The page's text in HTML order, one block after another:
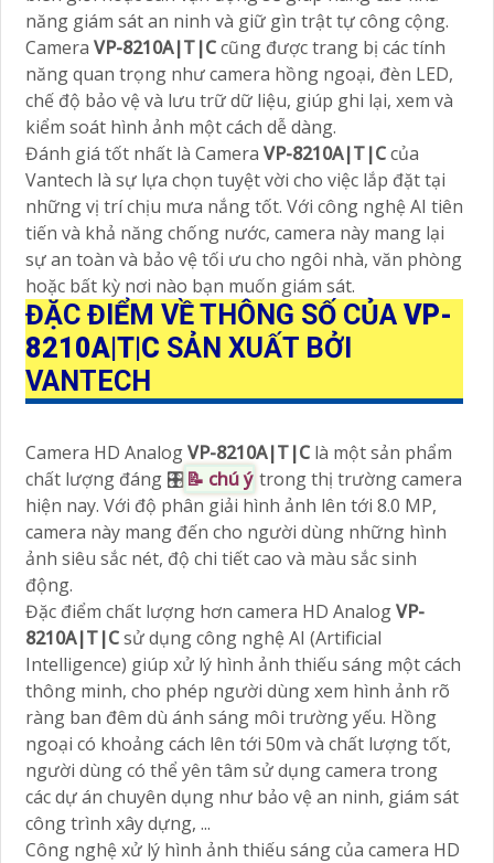
năng giám sát an ninh và giữ gìn trật tự công cộng.
Camera VP-8210A|T|Ccũng được trang bị các tính
năng quan trọng như camera hồng ngoại, đèn LED,
chế độ bảo vệ và lưu trữ dữ liệu, giúp ghi lại, xem và
kiểm soát hình ảnh một cách dễ dàng.
Đánh giá tốt nhất là Camera VP-8210A|T|Ccủa
Vantech là sự lựa chọn tuyệt vời cho việc lắp đặt tại
những vị trí chịu mưa nắng tốt. Với công nghệ AI tiên
tiến và khả năng chống nước, camera này mang lại
sự an toàn và bảo vệ tối ưu cho ngôi nhà, văn phòng
hoặc bất kỳ nơi nào bạn muốn giám sát.
ĐẶC ĐIỂM VỀ THÔNG SỐ CỦA VP-
8210A|T|C SẢN XUẤT BỞI
VANTECH
Camera HD AnalogVP-8210A|T|C là một sản phẩm
chất lượng đáng 🎛📝 chú ý trong thị trường camera
hiện nay. Với độ phân giải hình ảnh lên tới 8.0 MP,
camera này mang đến cho người dùng những hình
ảnh siêu sắc nét, độ chi tiết cao và màu sắc sinh
động.
Đặc điểm chất lượng hơn camera HD AnalogVP-
8210A|T|Csử dụng công nghệ AI (Artificial
Intelligence) giúp xử lý hình ảnh thiếu sáng một cách
thông minh, cho phép người dùng xem hình ảnh rõ
ràng ban đêm dù ánh sáng môi trường yếu. Hồng
ngoại có khoảng cách lên tới 50m và chất lượng tốt,
người dùng có thể yên tâm sử dụng camera trong
các dự án chuyên dụng như bảo vệ an ninh, giám sát
công trình xây dựng, ...
Công nghệ xử lý hình ảnh thiếu sáng của camera HD